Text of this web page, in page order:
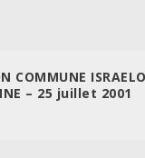
COMMUNE
– 25 juillet 2001